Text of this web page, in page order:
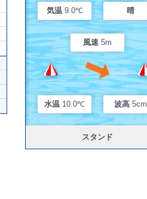
気温 9.0℃ 晴
風速 5m
水温 10.0℃ 波高 5cm
スタンド